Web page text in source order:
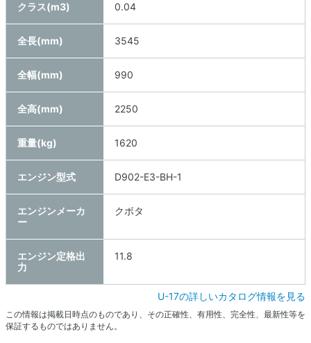
クラス(m3) 0.04
全長(mm) 3545
全幅(mm) 990
全高(mm) 2250
重量(kg) 1620
エンジン型式 D902-E3-BH-1
エンジンメーカ
ー
クボタ
エンジン定格出
力
11.8
U-17の詳しいカタログ情報を見る
この情報は掲載日時点のものであり、その正確性、有用性、完全性、最新性等を
保証するものではありません。